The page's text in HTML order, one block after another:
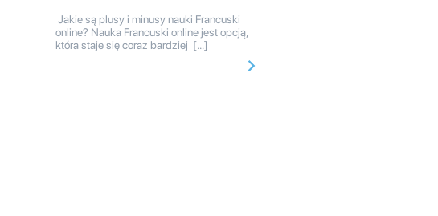
Jakie są plusy i minusy nauki Francuski
online? Nauka Francuski online jest opcją,
która staje się coraz bardziej […]